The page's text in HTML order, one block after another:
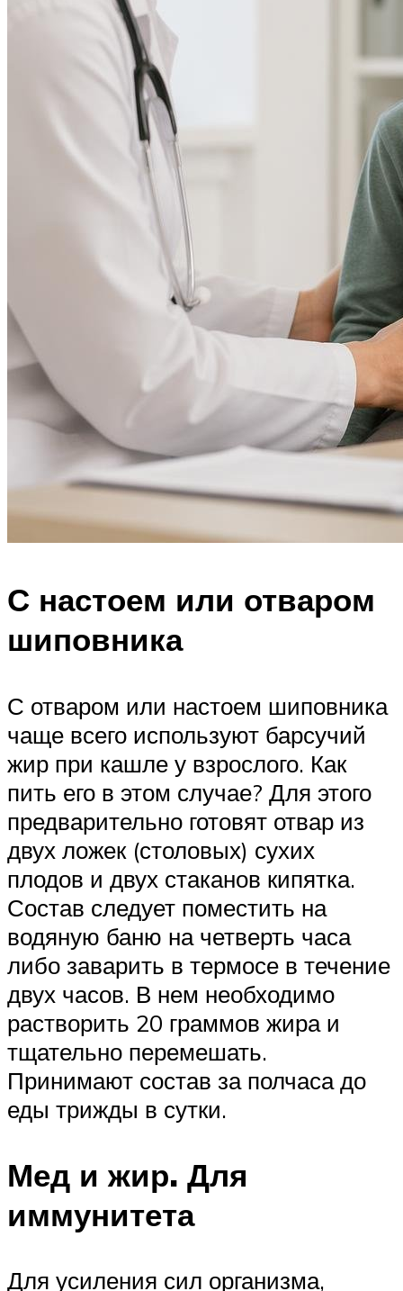
С настоем или отваром
шиповника
С отваром или настоем шиповника
чаще всего используют барсучий
жир при кашле у взрослого. Как
пить его в этом случае? Для этого
предварительно готовят отвар из
двух ложек (столовых) сухих
плодов и двух стаканов кипятка.
Состав следует поместить на
водяную баню на четверть часа
либо заварить в термосе в течение
двух часов. В нем необходимо
растворить 20 граммов жира и
тщательно перемешать.
Принимают состав за полчаса до
еды трижды в сутки.
Мед и жир. Для
иммунитета
Для усиления сил организма,